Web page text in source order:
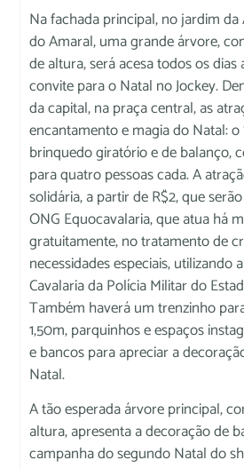
Na fachada principal, no jardim
do Amaral, uma grande árvore,
de altura, será acesa todos os
convite para o Natal no Jockey.
da capital, na praça central, as
encantamento e magia do Natal:
brinquedo giratório e de balanço,
para quatro pessoas cada. A
solidária, a partir de R$2, que
ONG Equocavalaria, que atua há
gratuitamente, no tratamento de
necessidades especiais, utilizando
Cavalaria da Polícia Militar do
Também haverá um trenzinho
1,50m, parquinhos e espaços
e bancos para apreciar a
Natal.
A tão esperada árvore principal,
altura, apresenta a decoração de
campanha do segundo Natal do